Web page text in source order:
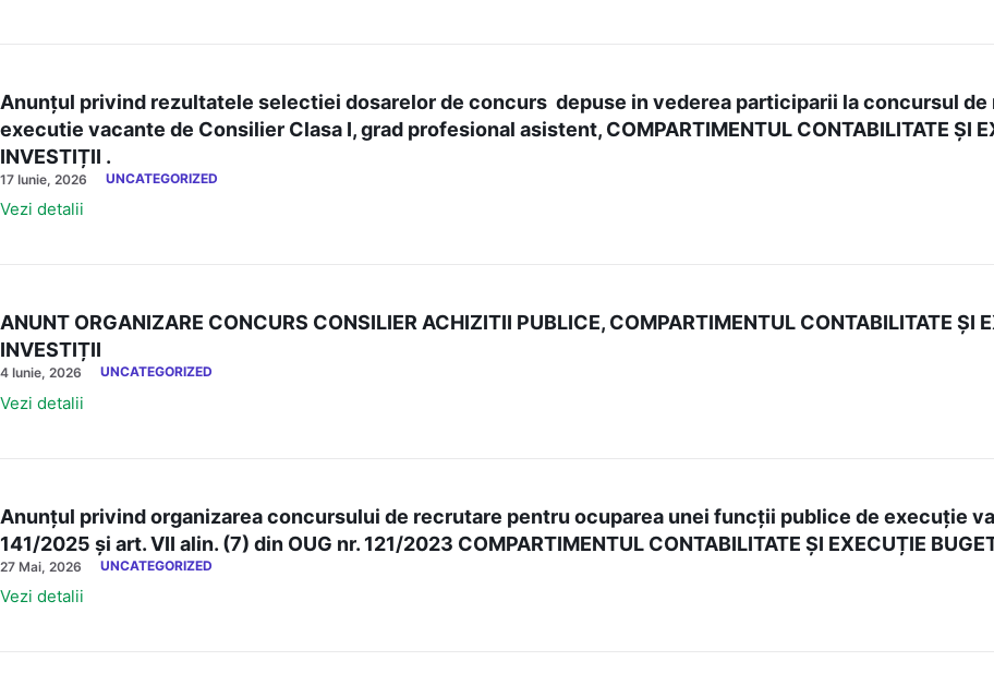
Anunțul privind rezultatele selectiei dosarelor de concurs depuse in vederea participarii la concursul
executie vacante de Consilier Clasa I, grad profesional asistent, COMPARTIMENTUL CONTABILITATE ȘI
INVESTIȚII .
17 Iunie, 2026 UNCATEGORIZED
Vezi detalii
ANUNT ORGANIZARE CONCURS CONSILIER ACHIZITII PUBLICE, COMPARTIMENTUL CONTABILITATE ȘI
INVESTIȚII
4 Iunie, 2026 UNCATEGORIZED
Vezi detalii
Anunțul privind organizarea concursului de recrutare pentru ocuparea unei funcții publice de execuție
141/2025 și art. VII alin. (7) din OUG nr. 121/2023 COMPARTIMENTUL CONTABILITATE ȘI EXECUȚIE
27 Mai, 2026 UNCATEGORIZED
Vezi detalii